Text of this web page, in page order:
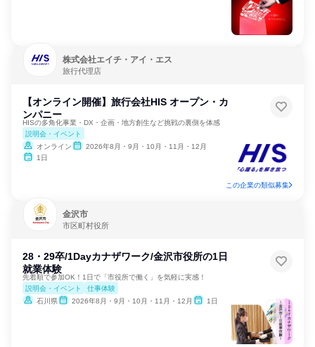
株式会社エイチ・アイ・エス
旅行代理店
【オンライン開催】旅行会社HIS オープン・カ
ンパニー
HISの多角化事業・DX・企画・地方創生など挑戦の裏側を体感
説明会・イベント
オンライン
2026年8月・9月・10月・11月・12月
1日
この企業の類似募集
金沢市
市区町村役所
28・29卒/1Dayカナザワーク/金沢市役所の1日
就業体験
先着順で参加OK！1日で「市役所で働く」を気軽に実感！
説明会・イベント
仕事体験
石川県
2026年8月・9月・10月・11月・12月 1日